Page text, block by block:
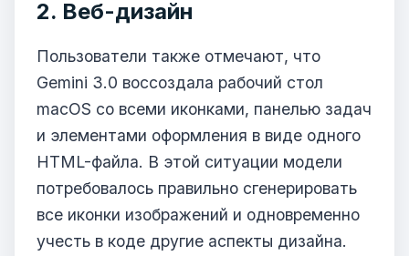
2. Веб-дизайн
Пользователи также отмечают, что
Gemini 3.0 воссоздала рабочий стол
macOS со всеми иконками, панелью задач
и элементами оформления в виде одного
HTML-файла. В этой ситуации модели
потребовалось правильно сгенерировать
все иконки изображений и одновременно
учесть в коде другие аспекты дизайна.